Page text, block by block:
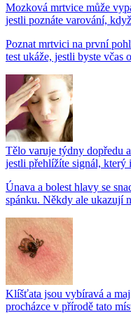
Mozková mrtvice může
jestli poznáte varování,
Poznat mrtvici na první
test ukáže, jestli byste včas
Tělo varuje týdny dopředu
jestli přehlížíte signál, který
Únava a bolest hlavy se
spánku. Někdy ale ukazují
Klíšťata jsou vybíravá a
procházce v přírodě tato